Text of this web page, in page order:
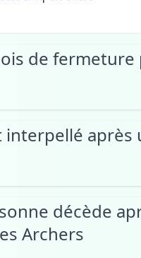
de
interpellé
décède
Archers